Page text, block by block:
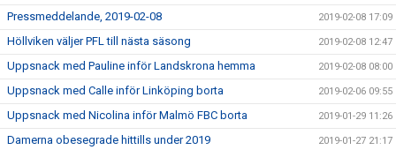
Pressmeddelande, 2019-02-08 2019-02-08 17:09
Höllviken väljer PFL till nästa säsong 2019-02-08 12:47
Uppsnack med Pauline inför Landskrona hemma 2019-02-08 08:00
Uppsnack med Calle inför Linköping borta 2019-02-06 09:55
Uppsnack med Nicolina inför Malmö FBC borta 2019-01-29 11:26
Damerna obesegrade hittills under 2019 2019-01-27 21:17